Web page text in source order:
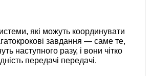
які можуть координувати
завдання — саме те,
наступного разу, і вони чітко
передачі передачі.